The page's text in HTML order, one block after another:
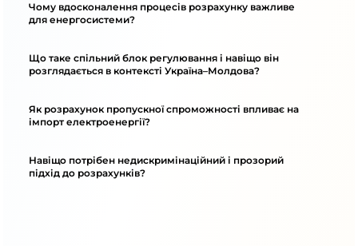
Чому вдосконалення процесів розрахунку важливе
для енергосистеми?
Що таке спільний блок регулювання і навіщо він
розглядається в контексті Україна–Молдова?
Як розрахунок пропускної спроможності впливає на
імпорт електроенергії?
Навіщо потрібен недискримінаційний і прозорий
підхід до розрахунків?